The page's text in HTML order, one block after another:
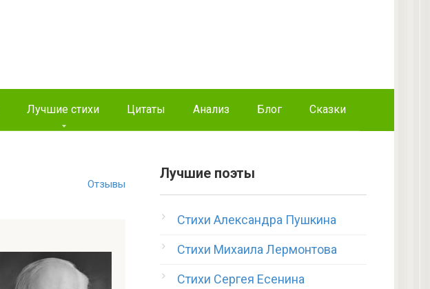
Лучшие стихи Цитаты Анализ Блог Сказки
Отзывы
Лучшие поэты
Стихи Александра Пушкина
Стихи Михаила Лермонтова
Стихи Сергея Есенина